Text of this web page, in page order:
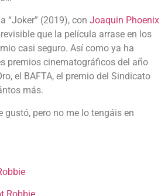
“Joker” (2019), con Joaquin Phoenix
que la película arrase en los
casi seguro. Así como ya ha
premios cinematográficos del año
el BAFTA, el premio del Sindicato
más.
gustó, pero no me lo tengáis en